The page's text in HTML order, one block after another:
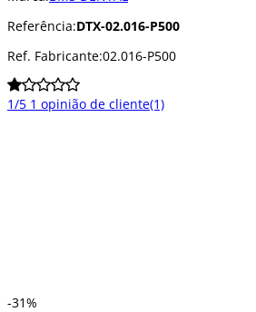
Referência:DTX-02.016-P500
Ref. Fabricante:02.016-P500
1/5 1 opinião de cliente(1)
-31%